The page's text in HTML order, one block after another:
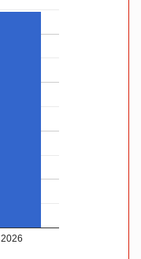
2026